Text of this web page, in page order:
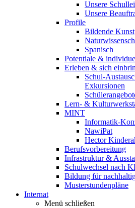
Unsere
Unsere
Profile
Bildende Kunst
Spanisch
Potentiale &
Erleben & sich
Schul-
Exkursionen
Lern- &
MINT
Informatik-
NawiPat
Hector
Berufsvorbereitung
Infrastruktur &
Schulwechsel nach
Bildung für
Musterstundenpläne
Internat
Menü schließen